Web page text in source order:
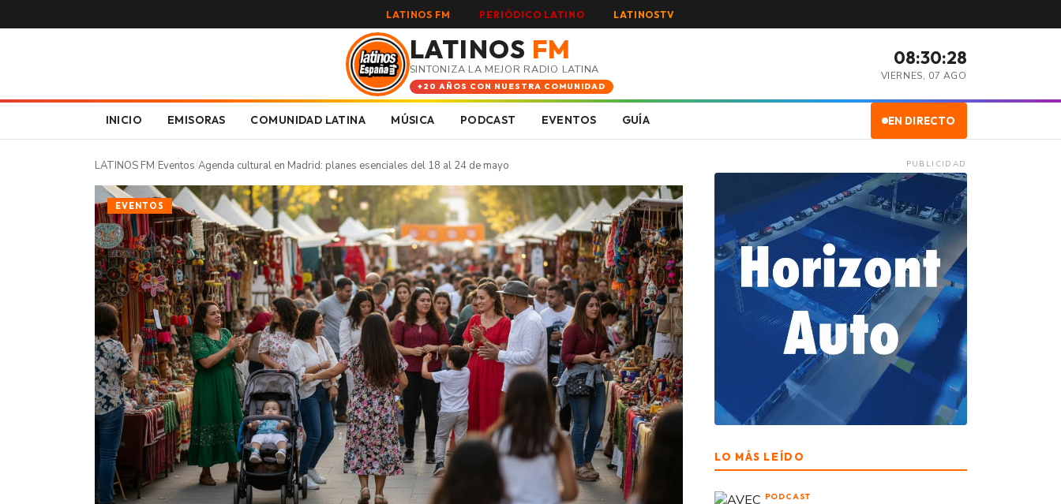
LATINOS FM PERIÓDICO LATINO LATINOSTV
LATINOS FM
SINTONIZA LA MEJOR RADIO LATINA
+20 AÑOS CON NUESTRA COMUNIDAD
08:30:29
VIERNES, 07 AGO
INICIO EMISORAS COMUNIDAD LATINA MÚSICA PODCAST EVENTOS GUÍA EN DIRECTO
LATINOS FM/Eventos/Agenda cultural en Madrid: planes esenciales del 18 al 24 de mayo
EVENTOS
PUBLICIDAD
LO MÁS LEÍDO
PODCAST